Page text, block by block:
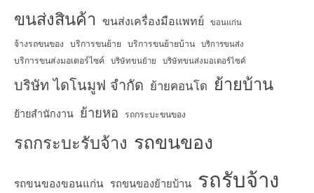
ขนส่งสินค้า ขนส่งเครื่องมือแพทย์ ขอนแก่น
จ้างรถขนของ บริการขนย้าย บริการขนย้ายบ้าน บริการขนส่ง
บริการขนส่งมอเตอร์ไซค์ บริษัทขนย้าย บริษัทขนส่งมอเตอร์ไซค์
บริษัท ไดโนมูฟ จำกัด ย้ายคอนโด ย้ายบ้าน
ย้ายสำนักงาน ย้ายหอ รถกระบะขนของ
รถกระบะรับจ้าง รถขนของ
รถขนของขอนแก่น รถขนของย้ายบ้าน รถรับจ้าง